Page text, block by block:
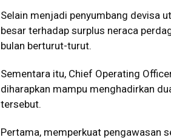
Selain menjadi penyumbang devisa
besar terhadap surplus neraca
bulan berturut-turut.
Sementara itu, Chief Operating
diharapkan mampu menghadirkan
tersebut.
Pertama, memperkuat pengawasan